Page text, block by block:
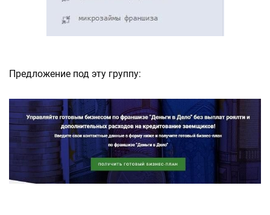
Предложение под эту группу: